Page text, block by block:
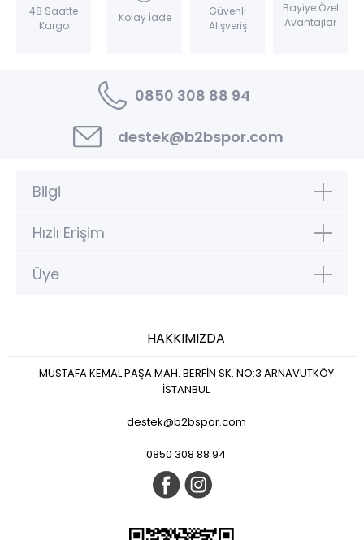
48 Saatte
Kargo
Kolay İade
Güvenli
Alışveriş
Bayiye Özel
Avantajlar
0850 308 88 94
destek@b2bspor.com
Bilgi
Hızlı Erişim
Üye
HAKKIMIZDA
MUSTAFA KEMAL PAŞA MAH. BERFİN SK. NO:3 ARNAVUTKÖY
İSTANBUL
destek@b2bspor.com
0850 308 88 94